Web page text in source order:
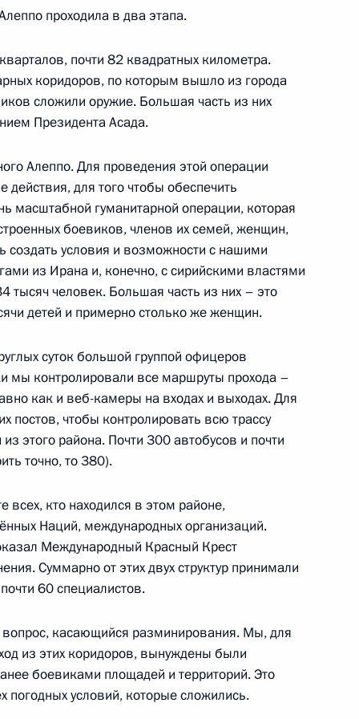
линии с Владимиром
развития Арктики
проходила в два этапа.
почти 82 квадратных километра.
коридоров, по которым вышло из города
сложили оружие. Большая часть из них
Президента Асада.
Алеппо. Для проведения этой операции
для того чтобы обеспечить
масштабной гуманитарной операции, которая
боевиков, членов их семей, женщин,
создать условия и возможности с нашими
из Ирана и, конечно, с сирийскими властями
тысяч человек. Большая часть из них – это
детей и примерно столько же женщин.
суток большой группой офицеров
мы контролировали все маршруты прохода –
как и веб-камеры на входах и выходах. Для
постов, чтобы контролировать всю трассу
этого района. Почти 300 автобусов и почти
точно, то 380).
всех, кто находился в этом районе,
Наций, международных организаций.
Международный Красный Крест
Суммарно от этих двух структур принимали
60 специалистов.
касающийся разминирования. Мы, для
из этих коридоров, вынуждены были
боевиками площадей и территорий. Это
погодных условий, которые сложились.